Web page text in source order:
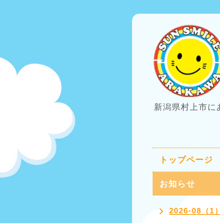
新潟県村上市に
トップページ
お知らせ
2026-08（1）